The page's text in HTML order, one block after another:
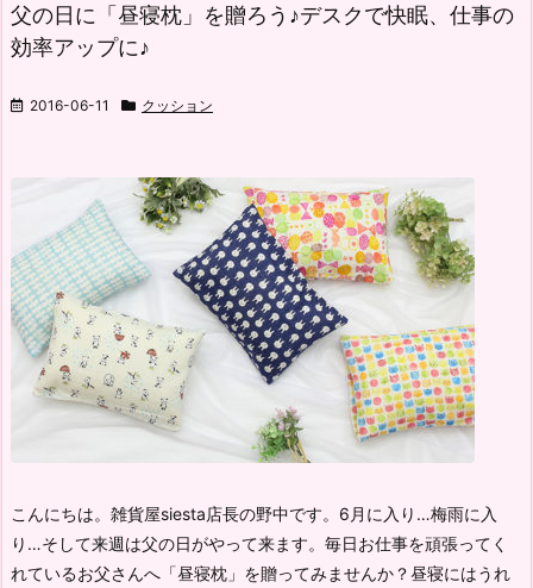
父の日に「昼寝枕」を贈ろう♪デスクで快眠、仕事の
効率アップに♪
2016-06-11 クッション
こんにちは。雑貨屋siesta店長の野中です。 6月に入り…梅雨に入
り…そして来週は父の日がやって来ます。 毎日お仕事を頑張ってく
れているお父さんへ「昼寝枕」を贈ってみませんか？昼寝にはうれ